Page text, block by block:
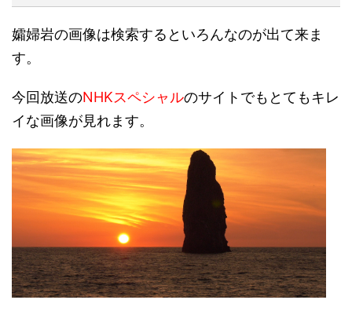
孀婦岩の画像は検索するといろんなのが出て来ま
す。
今回放送のNHKスペシャルのサイトでもとてもキレ
イな画像が見れます。